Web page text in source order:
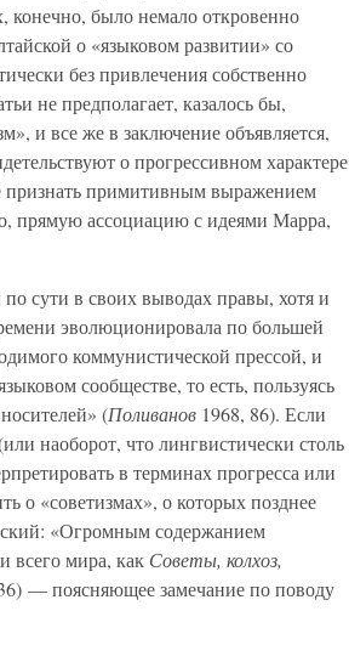
конечно, было немало откровенно
о «языковом развитии» со
без привлечения собственно
не предполагает, казалось бы,
и все же в заключение объявляется,
о прогрессивном характере
признать примитивным выражением
прямую ассоциацию с идеями Марра,
сути в своих выводах правы, хотя и
эволюционировала по большей
коммунистической прессой, и
сообществе, то есть, пользуясь
(Поливанов 1968, 86). Если
наоборот, что лингвистически столь
в терминах прогресса или
о «советизмах», о которых позднее
«Огромным содержанием
всего мира, как Советы, колхоз,
— поясняющее замечание по поводу